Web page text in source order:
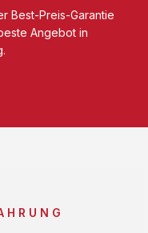
Best-Preis-Garantie
Angebot in